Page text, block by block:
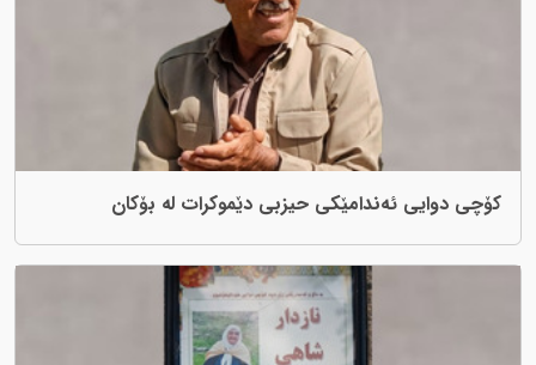
کۆچی دوایی ئەندامێکی حیزبی دێموکرات لە بۆکان